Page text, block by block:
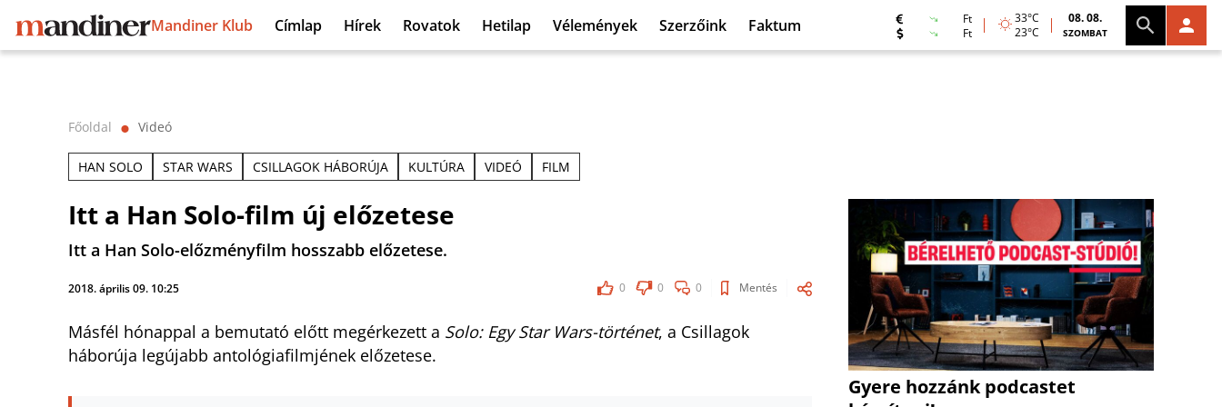
Mandiner Klub Címlap Hírek Rovatok Hetilap Vélemények Szerzőink Faktum
Ft
Ft
33°C
23°C
08. 08.
SZOMBAT
Főoldal ⬤ Videó
HAN SOLO STAR WARS CSILLAGOK HÁBORÚJA KULTÚRA VIDEÓ FILM
Itt a Han Solo-film új előzetese
Itt a Han Solo-előzményfilm hosszabb előzetese.
2018. április 09. 10:25 0 0 0 Mentés
Másfél hónappal a bemutató előtt megérkezett a Solo: Egy Star Wars-történet, a Csillagok
háborúja legújabb antológiafilmjének előzetese.
Gyere hozzánk podcastet